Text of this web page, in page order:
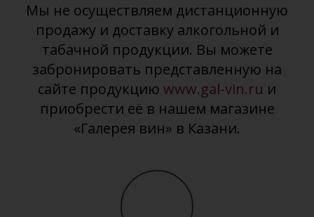
Мы не осуществляем дистанционную
продажу и доставку алкогольной и
табачной продукции. Вы можете
забронировать представленную на
сайте продукцию www.gal-vin.ru и
приобрести её в нашем магазине
«Галерея вин» в Казани.